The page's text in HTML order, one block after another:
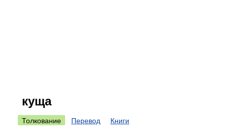
куща
Толкование Перевод Книги